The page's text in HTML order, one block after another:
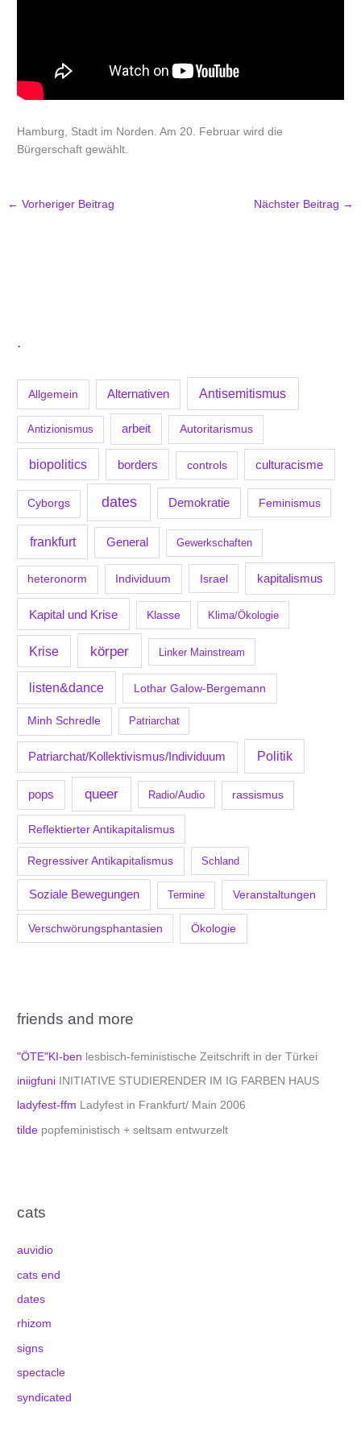
.
Allgemein Alternativen Antisemitismus
Antizionismus arbeit Autoritarismus
biopolitics borders controls culturacisme
Cyborgs dates Demokratie Feminismus
frankfurt General Gewerkschaften
heteronorm Individuum Israel kapitalismus
Kapital und Krise Klasse Klima/Ökologie
Krise körper Linker Mainstream
listen&dance Lothar Galow-Bergemann
Minh Schredle Patriarchat
Patriarchat/Kollektivismus/Individuum Politik
pops queer Radio/Audio rassismus
Reflektierter Antikapitalismus
Regressiver Antikapitalismus Schland
Soziale Bewegungen Termine Veranstaltungen
Verschwörungsphantasien Ökologie
friends and more
"ÖTE"KI-ben lesbisch-feministische Zeitschrift in der Türkei
iniigfuni INITIATIVE STUDIERENDER IM IG FARBEN HAUS
ladyfest-ffm Ladyfest in Frankfurt/ Main 2006
tilde popfeministisch + seltsam entwurzelt
cats
auvidio
cats end
dates
rhizom
signs
spectacle
syndicated
Hamburg, Stadt im Norden. Am 20. Februar wird die
Bürgerschaft gewählt.
← Vorheriger Beitrag Nächster Beitrag →